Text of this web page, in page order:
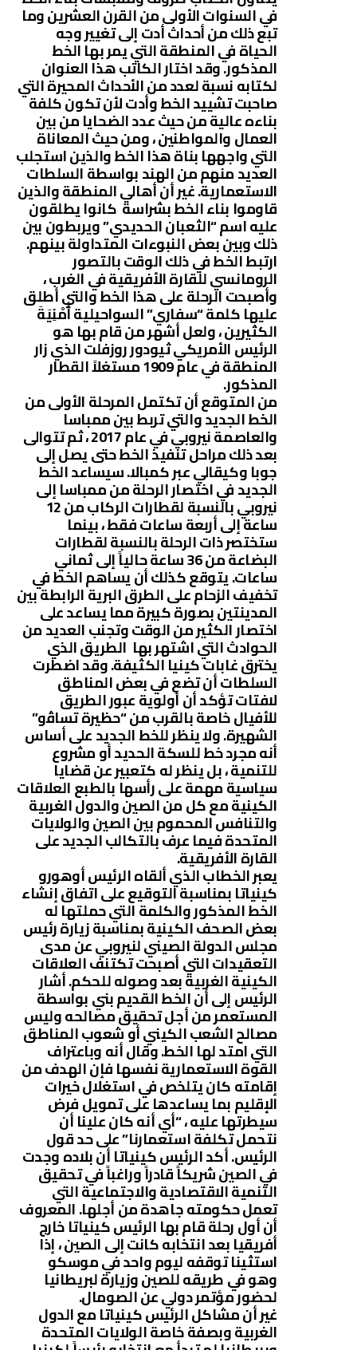
في السنوات الأولى من القرن العشرين وما
تبع ذلك من أحداث أدت إلى تغيير وجه
الحياة في المنطقة التي يمر بها الخط
المذكور. وقد اختار الكاتب هذا العنوان
لكتابه نسبة لعدد من الأحداث المحيرة التي
صاحبت تشييد الخط وأدت لأن تكون كلفة
بناءه عالية من حيث عدد الضحايا من بين
العمال والمواطنين ، ومن حيث المعاناة
التي واجهها بناة هذا الخط والذين استجلب
العديد منهم من الهند بواسطة السلطات
الاستعمارية. غير أن أهالي المنطقة والذين
قاوموا بناء الخط بشراسة كانوا يطلقون
عليه اسم “الثعبان الحديدي” ويربطون بين
ذلك وبين بعض النبوءات المتداولة بينهم.
ارتبط الخط في ذلك الوقت بالتصور
الرومانسي للقارة الأفريقية في الغرب ،
وأصبحت الرحلة على هذا الخط والتي أطلق
عليها كلمة “سفاري” السواحيلية أُمْنِيَةَ
الكثيرين ، ولعل أشهر من قام بها هو
الرئيس الأمريكي ثيودور روزفلت الذي زار
المنطقة في عام 1909 مستغلاً القطار
المذكور.
من المتوقع أن تكتمل المرحلة الأولى من
الخط الجديد والتي تربط بين ممباسا
والعاصمة نيروبي في عام 2017 ، ثم تتوالى
بعد ذلك مراحل تنفيذ الخط حتى يصل إلى
جوبا وكيقالي عبر كمبالا. سيساعد الخط
الجديد في اختصار الرحلة من ممباسا إلى
نيروبي بالنسبة لقطارات الركاب من 12
ساعة إلى أربعة ساعات فقط ، بينما
ستختصر ذات الرحلة بالنسبة لقطارات
البضاعة من 36 ساعة حالياً إلى ثماني
ساعات. يتوقع كذلك أن يساهم الخط في
تخفيف الزحام على الطرق البرية الرابطة بين
المدينتين بصورة كبيرة مما يساعد على
اختصار الكثير من الوقت وتجنب العديد من
الحوادث التي اشتهر بها الطريق الذي
يخترق غابات كينيا الكثيفة. وقد اضطرت
السلطات أن تضع في بعض المناطق
لافتات تؤكد أن أولوية عبور الطريق
للأفيال خاصة بالقرب من “حظيرة تساﭬو”
الشهيرة. ولا ينظر للخط الجديد على أساس
أنه مجرد خط للسكة الحديد أو مشروع
للتنمية ، بل ينظر له كتعبير عن قضايا
سياسية مهمة على رأسها بالطبع العلاقات
الكينية مع كل من الصين والدول الغربية
والتنافس المحموم بين الصين والولايات
المتحدة فيما عرف بالتكالب الجديد على
القارة الأفريقية.
يعبر الخطاب الذي ألقاه الرئيس أوهورو
كينياتا بمناسبة التوقيع على اتفاق إنشاء
الخط المذكور والكلمة التي حملتها له
بعض الصحف الكينية بمناسبة زيارة رئيس
مجلس الدولة الصيني لنيروبي عن مدى
التعقيدات التي أصبحت تكتنف العلاقات
الكينية الغربية بعد وصوله للحكم. أشار
الرئيس إلى أن الخط القديم بني بواسطة
المستعمر من أجل تحقيق مصالحه وليس
مصالح الشعب الكيني أو شعوب المناطق
التي امتد لها الخط. وقال أنه وباعتراف
القوة الاستعمارية نفسها فإن الهدف من
إقامته كان يتلخص في استغلال خيرات
الإقليم بما يساعدها على تمويل فرض
سيطرتها عليه ، “أي أنه كان علينا أن
نتحمل تكلفة استعمارنا” على حد قول
الرئيس. أكد الرئيس كينياتا أن بلاده وجدت
في الصين شريكاً قادراً وراغباً في تحقيق
التنمية الاقتصادية والاجتماعية التي
تعمل حكومته جاهدة من أجلها. المعروف
أن أول رحلة قام بها الرئيس كينياتا خارج
أفريقيا بعد انتخابه كانت إلى الصين ، إذا
استثينا توقفه ليوم واحد في موسكو
وهو في طريقه للصين وزيارة لبريطانيا
لحضور مؤتمر دولي عن الصومال.
غير أن مشاكل الرئيس كينياتا مع الدول
الغربية وبصفة خاصة الولايات المتحدة